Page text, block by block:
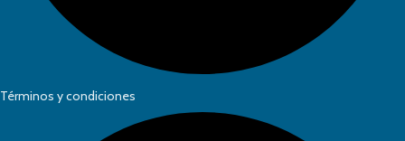
Términos y condiciones